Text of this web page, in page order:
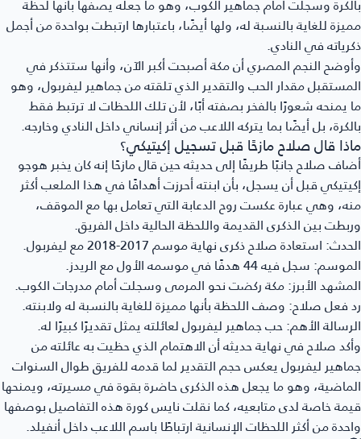
للغاية بالنسبة له، ولها أيضًا، باعتبارها ارتبطت بواحدة من أجمل
في النادي.
النجم المصري أن مكة أصبحت أكبر الآن، وأنها ستتذكر في
مقدار الحب والتقدير الذي تلقته من جماهير ليفربول، وهو
يمنحه شعورًا بالفخر بصفته أبًا، لأن تلك اللحظات لا ترتبط فقط
بل أيضًا بما يتركه اللاعب من أثر إنساني داخل النادي وخارجه.
قال صلاح مازحًا قبل تسجيل إكيتيكي؟
صلاح جانبًا طريفًا إلى حديثه حين قال مازحًا إنه كان يخبر هوجو
قبل أن يسجل، بأن ابنته أحرزت أهدافًا في هذا الملعب أكثر
وهي عبارة عكست روح الدعابة التي تعامل بها مع الموقف،
بين الذكرى القديمة واللحظة الحالية داخل الفريق.
استعادة صلاح ذكرى نهاية موسم 2017-2018 مع ليفربول.
سجل فيه 44 هدفًا في موسمه الأول مع الريدز.
الأبرز:مكة ركضت نحو المرمى وسجلت أمام مدرجات الكوب.
فعل صلاح:وصف اللحظة بأنها مميزة للغاية بالنسبة له ولابنته.
الأهم:حب جماهير ليفربول لعائلته يمثل تقديرًا كبيرًا له.
صلاح في نهاية حديثه أن الاهتمام الذي حظيت به عائلته من
ليفربول يعكس حجم التقدير لما قدمه للفريق طوال السنوات
وهو ما يجعل هذه الذكرى حاضرة بقوة في مسيرته، ويمنحها
خاصة لدى متابعيه، كما نقلتنايس كورةهذه التفاصيل بوصفها
من أكثر اللحظات الإنسانية ارتباطًا باسم اللاعب داخل أنفيلد.